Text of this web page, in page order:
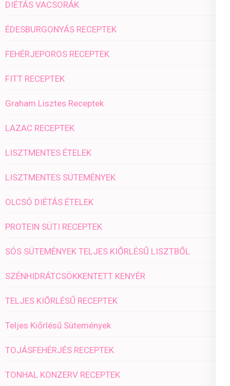
DIÉTÁS VACSORÁK
ÉDESBURGONYÁS RECEPTEK
FEHÉRJEPOROS RECEPTEK
FITT RECEPTEK
Graham Lisztes Receptek
LAZAC RECEPTEK
LISZTMENTES ÉTELEK
LISZTMENTES SÜTEMÉNYEK
OLCSÓ DIÉTÁS ÉTELEK
PROTEIN SÜTI RECEPTEK
SÓS SÜTEMÉNYEK TELJES KIŐRLÉSŰ LISZTBŐL
SZÉNHIDRÁTCSÖKKENTETT KENYÉR
TELJES KIŐRLÉSŰ RECEPTEK
Teljes Kiőrlésű Sütemények
TOJÁSFEHÉRJÉS RECEPTEK
TONHAL KONZERV RECEPTEK